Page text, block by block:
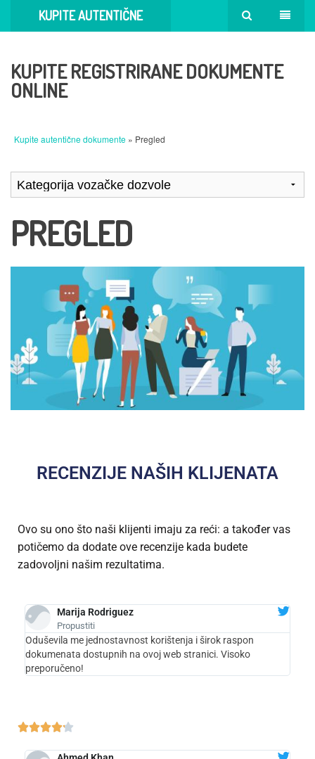
KUPITE AUTENTIČNE
KUPITE REGISTRIRANE DOKUMENTE
ONLINE
Kupite autentične dokumente » Pregled
PREGLED
RECENZIJE NAŠIH KLIJENATA
Ovo su ono što naši klijenti imaju za reći: a također vas
potičemo da dodate ove recenzije kada budete
zadovoljni našim rezultatima.
Marija Rodriguez
Propustiti
Oduševila me jednostavnost korištenja i širok raspon
dokumenata dostupnih na ovoj web stranici. Visoko
preporučeno!
